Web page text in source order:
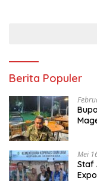
Berita Populer
Mei
Staf